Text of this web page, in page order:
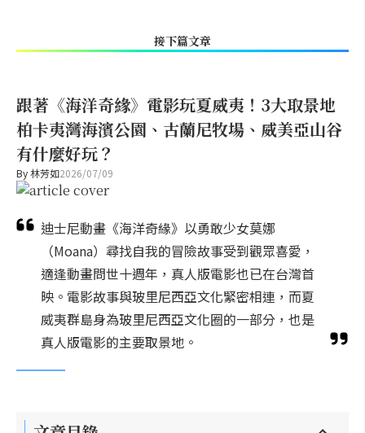
接下篇文章
跟著《海洋奇緣》電影玩夏威夷！3大取景地
柏卡夷灣海濱公園、古蘭尼牧場、威美亞山谷
有什麼好玩？
By林芳如2026/07/09
迪士尼動畫《海洋奇緣》以勇敢少女莫娜
（Moana）尋找自我的冒險故事受到觀眾喜愛，
適逢動畫問世十週年，真人版電影也已在台灣首
映。電影故事與玻里尼西亞文化緊密相連，而夏
威夷群島身為玻里尼西亞文化圈的一部分，也是
真人版電影的主要取景地。